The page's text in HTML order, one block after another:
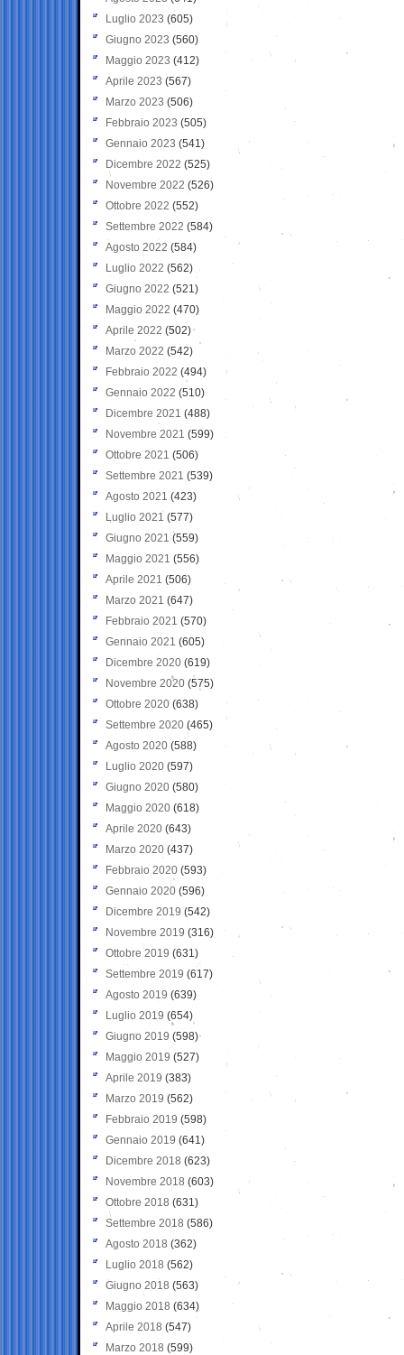
Luglio 2023 (605)
Giugno 2023 (560)
Maggio 2023 (412)
Aprile 2023 (567)
Marzo 2023 (506)
Febbraio 2023 (505)
Gennaio 2023 (541)
Dicembre 2022 (525)
Novembre 2022 (526)
Ottobre 2022 (552)
Settembre 2022 (584)
Agosto 2022 (584)
Luglio 2022 (562)
Giugno 2022 (521)
Maggio 2022 (470)
Aprile 2022 (502)
Marzo 2022 (542)
Febbraio 2022 (494)
Gennaio 2022 (510)
Dicembre 2021 (488)
Novembre 2021 (599)
Ottobre 2021 (506)
Settembre 2021 (539)
Agosto 2021 (423)
Luglio 2021 (577)
Giugno 2021(559)
Maggio 2021 (556)
Aprile 2021 (506)
Marzo 2021 (647)
Febbraio 2021 (570)
Gennaio 2021 (605)
Dicembre 2020 (619)
Novembre 2020 (575)
Ottobre 2020 (638)
Settembre 2020(465)
Agosto 2020 (588)
Luglio 2020 (597)
Giugno 2020 (580)
Maggio 2020 (618)
Aprile 2020 (643)
Marzo 2020 (437)
Febbraio 2020 (593)
Gennaio 2020 (596)
Dicembre 2019 (542)
Novembre 2019 (316)
Ottobre 2019 (631)
Settembre 2019 (617)
Agosto 2019 (639)
Luglio 2019 (654)
Giugno 2019 (598)
Maggio 2019 (527)
Aprile 2019 (383)
Marzo 2019 (562)
Febbraio 2019 (598)
Gennaio 2019 (641)
Dicembre 2018 (623)
Novembre 2018 (603)
Ottobre 2018 (631)
Settembre 2018 (586)
Agosto 2018 (362)
Luglio 2018 (562)
Giugno 2018 (563)
Maggio 2018 (634)
Aprile 2018 (547)
Marzo 2018 (599)